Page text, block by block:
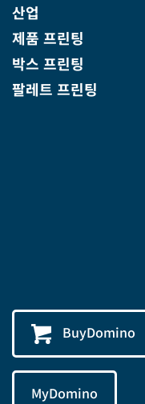
산업
제품 프린팅
박스 프린팅
팔레트 프린팅
BuyDomino
MyDomino